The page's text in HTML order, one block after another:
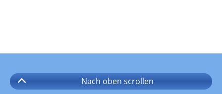
Nach oben scrollen